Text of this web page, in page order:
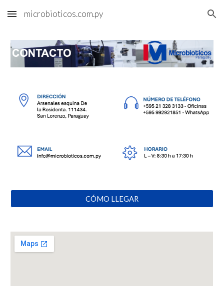
Skip to main content Skip to navigation
microbioticos.com.py
CÓMO LLEGAR